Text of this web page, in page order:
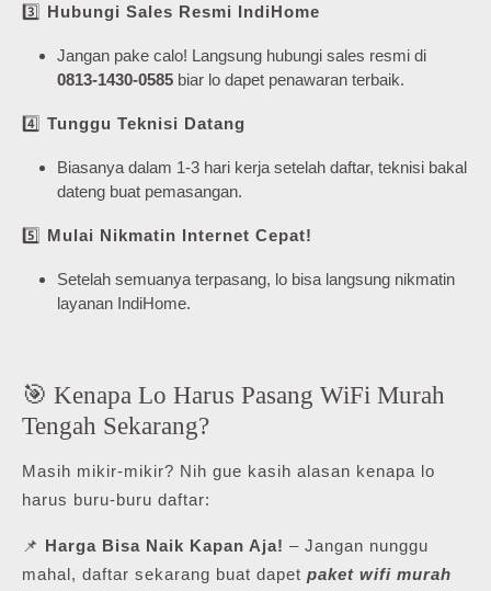
3️⃣ Hubungi Sales Resmi IndiHome
Jangan pake calo! Langsung hubungi sales resmi di
0813-1430-0585 biar lo dapet penawaran terbaik.
4️⃣ Tunggu Teknisi Datang
Biasanya dalam 1-3 hari kerja setelah daftar, teknisi bakal
dateng buat pemasangan.
5️⃣ Mulai Nikmatin Internet Cepat!
Setelah semuanya terpasang, lo bisa langsung nikmatin
layanan IndiHome.
🎯 Kenapa Lo Harus Pasang WiFi Murah
Tengah Sekarang?
Masih mikir-mikir? Nih gue kasih alasan kenapa lo
harus buru-buru daftar:
📌 Harga Bisa Naik Kapan Aja! – Jangan nunggu
mahal, daftar sekarang buat dapet paket wifi murah